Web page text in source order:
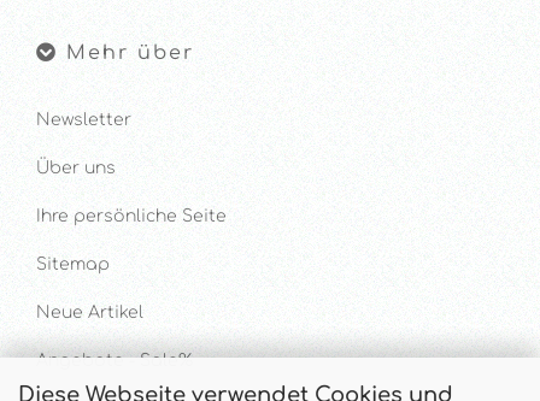
Diese Webseite verwendet Cookies und
Mehr über
Newsletter
Über uns
Ihre persönliche Seite
Sitemap
Neue Artikel
Angebote - Sale%